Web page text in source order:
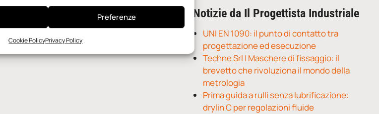
Preferenze
Cookie PolicyPrivacy Policy
Notizie da Il Progettista Industriale
UNI EN 1090: il punto di contatto tra
progettazione ed esecuzione
Techne Srl | Maschere di fissaggio: il
brevetto che rivoluziona il mondo della
metrologia
Prima guida a rulli senza lubrificazione:
drylin C per regolazioni fluide